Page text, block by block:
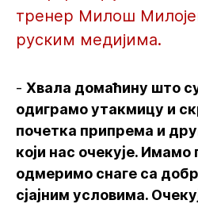
тренер Милош
руским медијима.
- Хвала домаћину што
одиграмо утакмицу и
почетка припрема и
који нас очекује.
одмеримо снаге са
сјајним условима.